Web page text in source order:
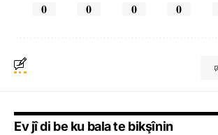
0 0 0 0
Ev jî di be ku bala te bikşînin